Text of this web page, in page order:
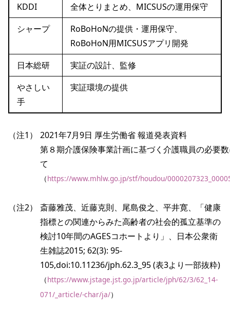
KDDI
全体とりまとめ、MICSUSの運用保守
シャープ
RoBoHoNの提供・運用保守、
RoBoHoN用MICSUSアプリ開発
日本総研
実証の設計、監修
やさしい
手
実証環境の提供
（注1）
2021年7月9日 厚生労働省 報道発表資料
第８期介護保険事業計画に基づく介護職員の必要
て
（https://www.mhlw.go.jp/stf/houdou/
（注2）
斎藤雅茂、近藤克則、尾島俊之、平井寛、「健康
指標との関連からみた高齢者の社会的孤立基準の
検討10年間のAGESコホートより」、日本公衆衛
生雑誌2015; 62(3): 95-
105,doi:10.11236/jph.62.3_95 (表3より一部抜粋)
（https://www.jstage.jst.go.jp/article/jph/62/3/62_14-
071/_article/-char/ja/）